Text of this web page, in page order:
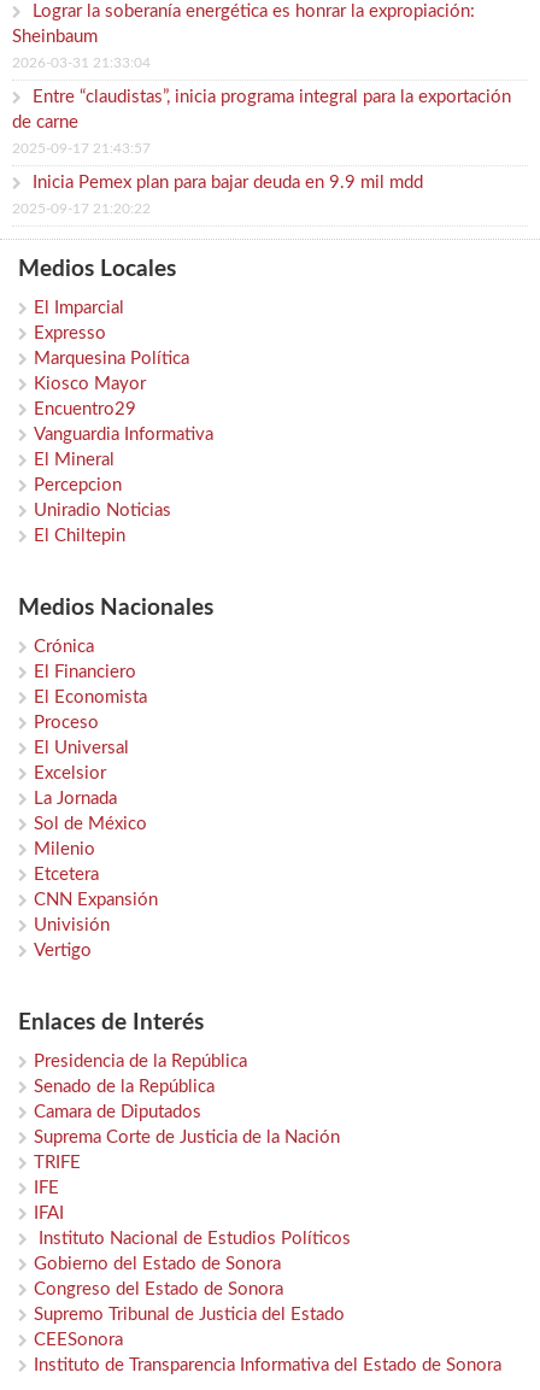
Lograr la soberanía energética es honrar la expropiación:
Sheinbaum
2026-03-31 21:33:04
Entre “claudistas”, inicia programa integral para la exportación
de carne
2025-09-17 21:43:57
Inicia Pemex plan para bajar deuda en 9.9 mil mdd
2025-09-17 21:20:22
Medios Locales
El Imparcial
Expresso
Marquesina Política
Kiosco Mayor
Encuentro29
Vanguardia Informativa
El Mineral
Percepcion
Uniradio Noticias
El Chiltepin
Medios Nacionales
Crónica
El Financiero
El Economista
Proceso
El Universal
Excelsior
La Jornada
Sol de México
Milenio
Etcetera
CNN Expansión
Univisión
Vertigo
Enlaces de Interés
Presidencia de la República
Senado de la República
Camara de Diputados
Suprema Corte de Justicia de la Nación
TRIFE
IFE
IFAI
Instituto Nacional de Estudios Políticos
Gobierno del Estado de Sonora
Congreso del Estado de Sonora
Supremo Tribunal de Justicia del Estado
CEESonora
Instituto de Transparencia Informativa del Estado de Sonora